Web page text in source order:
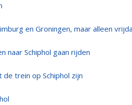
en Groningen, maar alleen
naar Schiphol gaan rijden
trein op Schiphol zijn